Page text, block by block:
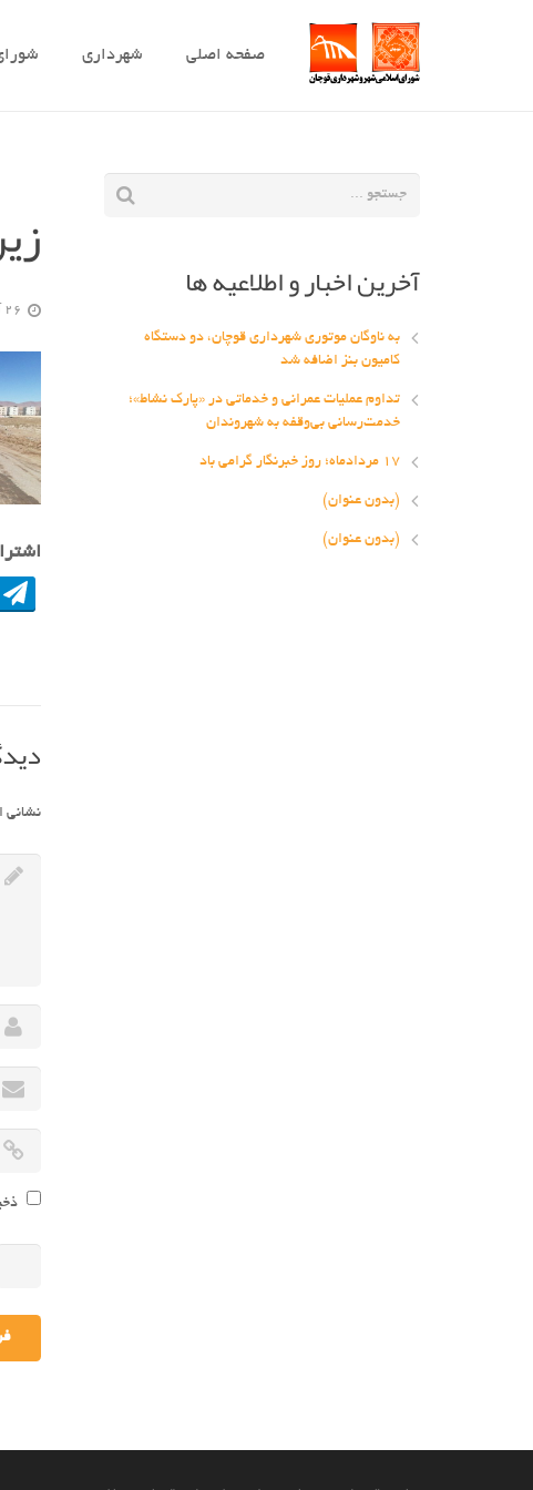
صفحه اصلی شهرداری
26 آبان 1399
نشانی
آخرین اخبار و اطلاعیه ها
به ناوگان موتوری شهرداری قوچان، دو دستگاه
کامیون بنز اضافه شد
تداوم عملیات عمرانی و خدماتی در «پارک نشاط»؛
خدمت‌رسانی بی‌وقفه به شهروندان
۱۷ مردادماه؛ روز خبرنگار گرامی باد
(بدون عنوان)
(بدون عنوان)